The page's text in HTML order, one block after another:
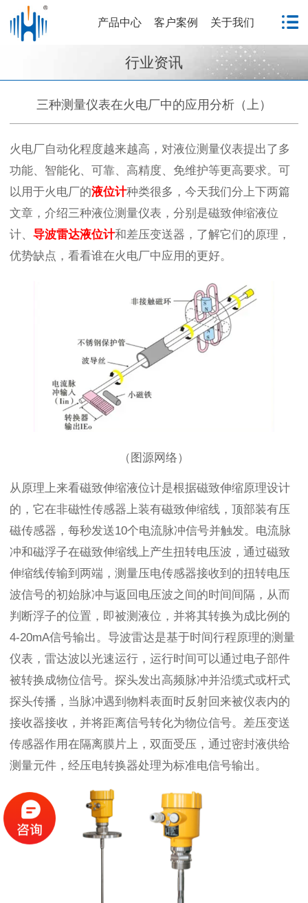
产品中心 客户案例 关于我们
行业资讯
三种测量仪表在火电厂中的应用分析（上）
火电厂自动化程度越来越高，对液位测量仪表提出了多
功能、智能化、可靠、高精度、免维护等更高要求。可
以用于火电厂的液位计种类很多，今天我们分上下两篇
文章，介绍三种液位测量仪表，分别是磁致伸缩液位
计、 导波雷达液位计和差压变送器，了解它们的原理，
优势缺点，看看谁在火电厂中应用的更好。
（图源网络）
从原理上来看磁致伸缩液位计是根据磁致伸缩原理设计
的，它在非磁性传感器上装有磁致伸缩线，顶部装有压
磁传感器，每秒发送10个电流脉冲信号并触发。电流脉
冲和磁浮子在磁致伸缩线上产生扭转电压波，通过磁致
伸缩线传输到两端，测量压电传感器接收到的扭转电压
波信号的初始脉冲与返回电压波之间的时间间隔，从而
判断浮子的位置，即被测液位，并将其转换为成比例的
4-20mA信号输出。导波雷达是基于时间行程原理的测量
仪表，雷达波以光速运行，运行时间可以通过电子部件
被转换成物位信号。探头发出高频脉冲并沿缆式或杆式
探头传播，当脉冲遇到物料表面时反射回来被仪表内的
接收器接收，并将距离信号转化为物位信号。差压变送
传感器作用在隔离膜片上，双面受压，通过密封液供给
测量元件，经压电转换器处理为标准电信号输出。